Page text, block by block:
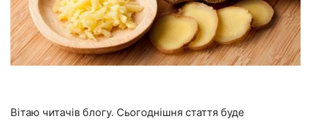
Вітаю читачів блогу. Сьогоднішня стаття буде